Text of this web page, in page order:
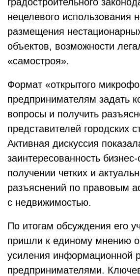
нецелевого использования
размещения
объектов, возможности
«самостроя».
Формат «открытого
предпринимателям задать
вопросы и получить
представителей городских
Активная дискуссия
заинтересованность
получении четких и
разъяснений по правовым
с недвижимостью.
По итогам обсуждения его
пришли к единому мнению о
усиления информационной
предпринимателями.